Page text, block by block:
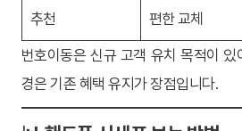
추천 편한 교체
번호이동은 신규 고객 유치 목적이
경은 기존 혜택 유지가 장점입니다.